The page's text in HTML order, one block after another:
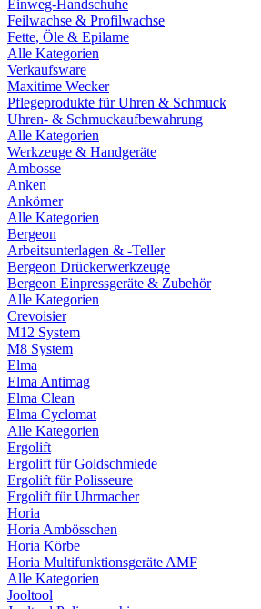
Einweg-Handschuhe
Feilwachse & Profilwachse
Fette, Öle & Epilame
Alle Kategorien
Verkaufsware
Maxitime Wecker
Pflegeprodukte für Uhren & Schmuck
Uhren- & Schmuckaufbewahrung
Alle Kategorien
Werkzeuge & Handgeräte
Ambosse
Anken
Ankörner
Alle Kategorien
Bergeon
Arbeitsunterlagen & -Teller
Bergeon Drückerwerkzeuge
Bergeon Einpressgeräte & Zubehör
Alle Kategorien
Crevoisier
M12 System
M8 System
Elma
Elma Antimag
Elma Clean
Elma Cyclomat
Alle Kategorien
Ergolift
Ergolift für Goldschmiede
Ergolift für Polisseure
Ergolift für Uhrmacher
Horia
Horia Ambösschen
Horia Körbe
Horia Multifunktionsgeräte AMF
Alle Kategorien
Jooltool